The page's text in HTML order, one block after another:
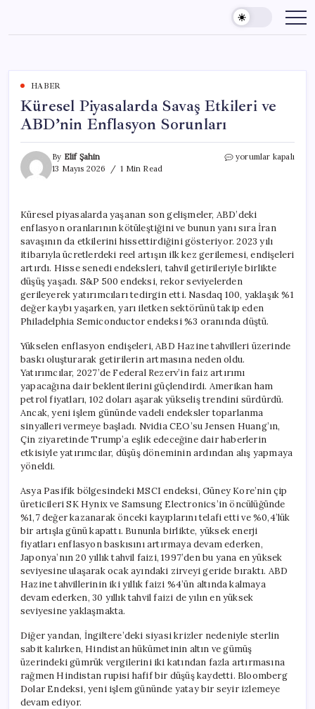
content
HABER
Küresel Piyasalarda Savaş Etkileri ve
ABD’nin Enflasyon Sorunları
By Elif Şahin
13 Mayıs 2026
1 Min Read
Küresel
ABD’nin
Enflasyon
Sorunları
için
yorumlar kapalı
Küresel piyasalarda yaşanan son gelişmeler, ABD’deki
enflasyon oranlarının kötüleştiğini ve bunun yanı sıra İran
savaşının da etkilerini hissettirdiğini gösteriyor. 2023 yılı
itibarıyla ücretlerdeki reel artışın ilk kez gerilemesi, endişeleri
artırdı. Hisse senedi endeksleri, tahvil getirileriyle birlikte
düşüş yaşadı. S&P 500 endeksi, rekor seviyelerden
gerileyerek yatırımcıları tedirgin etti. Nasdaq 100, yaklaşık %1
değer kaybı yaşarken, yarı iletken sektörünü takip eden
Philadelphia Semiconductor endeksi %3 oranında düştü.
Yükselen enflasyon endişeleri, ABD Hazine tahvilleri üzerinde
baskı oluşturarak getirilerin artmasına neden oldu.
Yatırımcılar, 2027’de Federal Rezerv’in faiz artırımı
yapacağına dair beklentilerini güçlendirdi. Amerikan ham
petrol fiyatları, 102 doları aşarak yükseliş trendini sürdürdü.
Ancak, yeni işlem gününde vadeli endeksler toparlanma
sinyalleri vermeye başladı. Nvidia CEO’su Jensen Huang’ın,
Çin ziyaretinde Trump’a eşlik edeceğine dair haberlerin
etkisiyle yatırımcılar, düşüş döneminin ardından alış yapmaya
yöneldi.
Asya Pasifik bölgesindeki MSCI endeksi, Güney Kore’nin çip
üreticileri SK Hynix ve Samsung Electronics’in öncülüğünde
%1,7 değer kazanarak önceki kayıplarını telafi etti ve %0,4’lük
bir artışla günü kapattı. Bununla birlikte, yüksek enerji
fiyatları enflasyon baskısını artırmaya devam ederken,
Japonya’nın 20 yıllık tahvil faizi, 1997’den bu yana en yüksek
seviyesine ulaşarak ocak ayındaki zirveyi geride bıraktı. ABD
Hazine tahvillerinin iki yıllık faizi %4’ün altında kalmaya
devam ederken, 30 yıllık tahvil faizi de yılın en yüksek
seviyesine yaklaşmakta.
Diğer yandan, İngiltere’deki siyasi krizler nedeniyle sterlin
sabit kalırken, Hindistan hükümetinin altın ve gümüş
üzerindeki gümrük vergilerini iki katından fazla artırmasına
rağmen Hindistan rupisi hafif bir düşüş kaydetti. Bloomberg
Dolar Endeksi, yeni işlem gününde yatay bir seyir izlemeye
devam ediyor.